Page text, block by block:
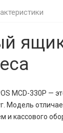
ящик
MCD-330Р —
Модель
и кассового